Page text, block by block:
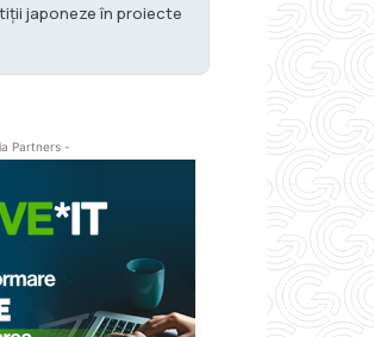
japoneze în proiecte
Partners -